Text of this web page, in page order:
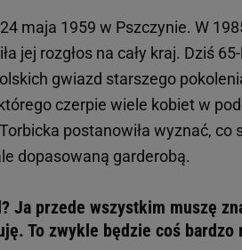
maja 1959 w Pszczynie. W
jej rozgłos na cały kraj. Dziś
gwiazd starszego
czerpie wiele kobiet w
postanowiła wyznać, co
dopasowaną garderobą.
Ja przede wszystkim muszę
To zwykle będzie coś